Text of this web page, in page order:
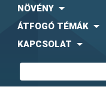
NÖVÉNY
ÁTFOGÓ TÉMÁK
KAPCSOLAT